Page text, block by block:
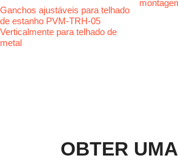
Ganchos ajustáveis para telhado
de estanho PVM-TRH-05
Verticalmente para telhado de
metal
OBTER